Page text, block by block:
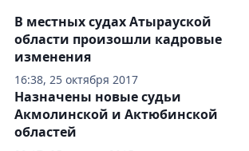
16:38, 25 октября 2017
В местных судах Атырауской
области произошли кадровые
изменения
Назначены новые судьи
Акмолинской и Актюбинской
областей